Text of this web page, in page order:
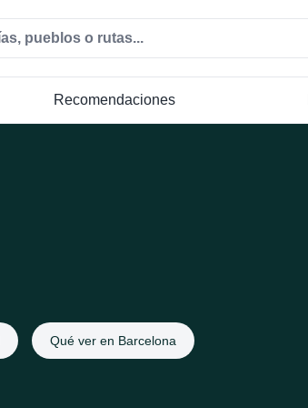
Recomendaciones
Qué ver en Barcelona